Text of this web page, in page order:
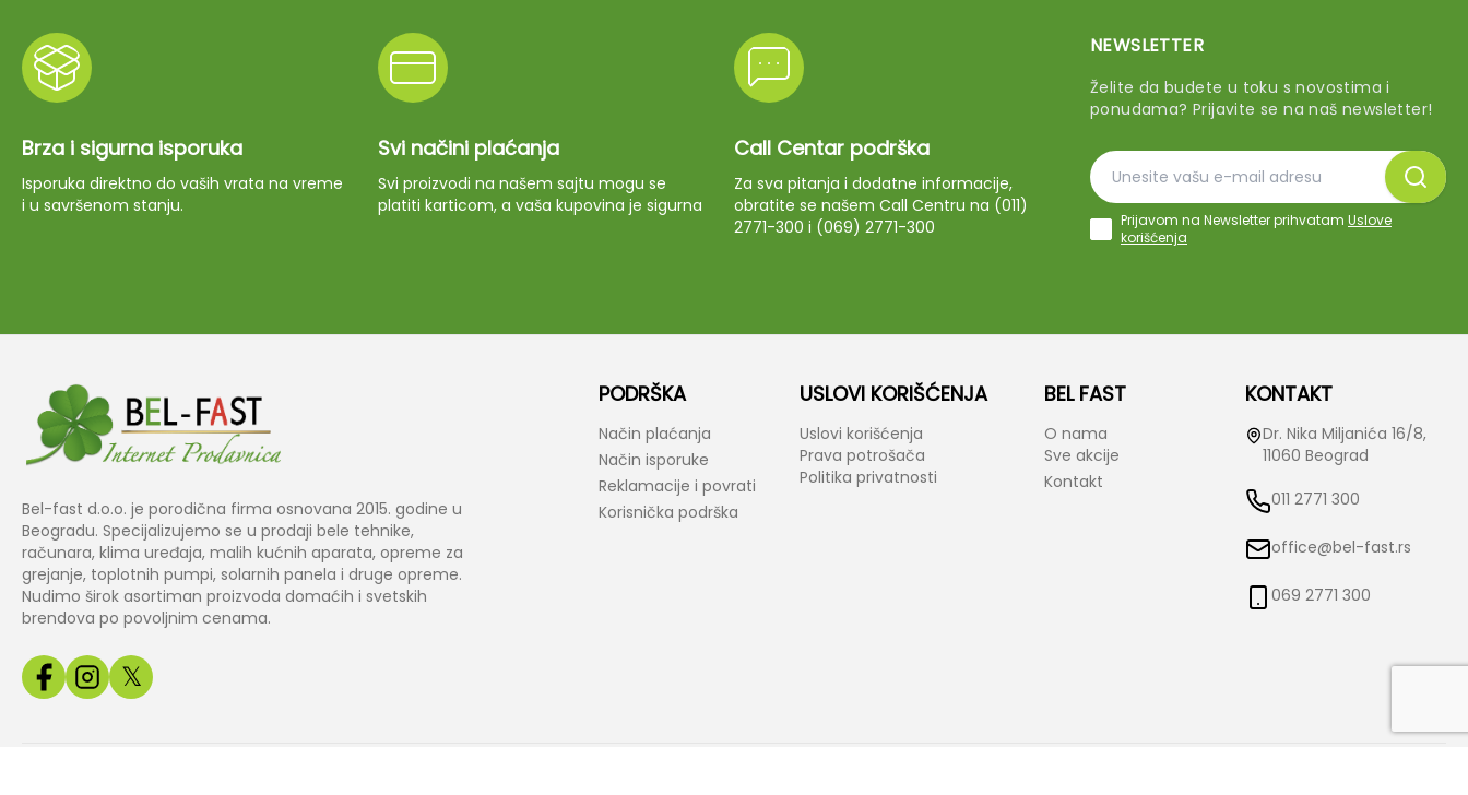
Brza i sigurna isporuka
Isporuka direktno do vaših vrata na vreme
i u savršenom stanju.
Svi načini plaćanja
Svi proizvodi na našem sajtu mogu se
platiti karticom, a vaša kupovina je sigurna
Call Centar podrška
Za sva pitanja i dodatne informacije,
obratite se našem Call Centru na (011)
2771-300 i (069) 2771-300
NEWSLETTER
Želite da budete u toku s novostima i
ponudama? Prijavite se na naš newsletter!
Prijavom na Newsletter prihvatam Uslove
korišćenja
Bel-fast d.o.o. je porodična firma osnovana 2015. godine u
Beogradu. Specijalizujemo se u prodaji bele tehnike,
računara, klima uređaja, malih kućnih aparata, opreme za
grejanje, toplotnih pumpi, solarnih panela i druge opreme.
Nudimo širok asortiman proizvoda domaćih i svetskih
brendova po povoljnim cenama.
𝕏
PODRŠKA
Način plaćanja
Način isporuke
Reklamacije i povrati
Korisnička podrška
USLOVI KORIŠĆENJA
Uslovi korišćenja
Prava potrošača
Politika privatnosti
BEL FAST
O nama
Sve akcije
Kontakt
KONTAKT
Dr. Nika Miljanića 16/8,
11060 Beograd
011 2771 300
office@bel-fast.rs
069 2771 300